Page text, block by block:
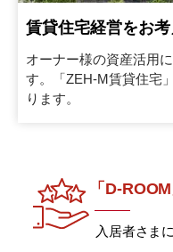
賃貸住宅経営をお
オーナー様の資産活用
す。
「ZEH-M賃貸住宅
ります。
「D-
入居者さま